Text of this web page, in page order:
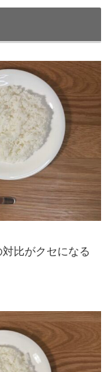
比がクセになる